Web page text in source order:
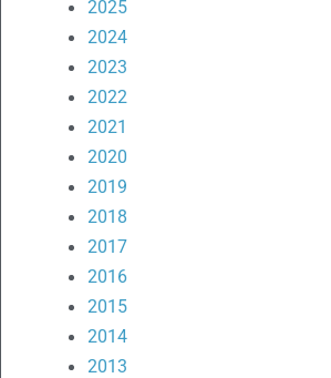
2025
2024
2023
2022
2021
2020
2019
2018
2017
2016
2015
2014
2013